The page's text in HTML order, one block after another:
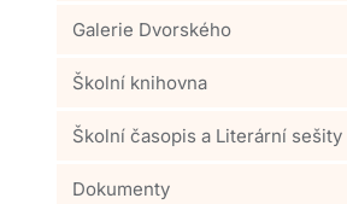
Galerie Dvorského
Školní knihovna
Školní časopis a Literární sešity
Dokumenty